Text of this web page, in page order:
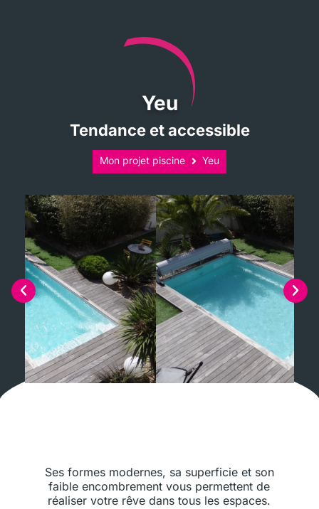
Yeu
Tendance et accessible
Mon projet piscine Yeu
Ses formes modernes, sa superficie et son
faible encombrement vous permettent de
réaliser votre rêve dans tous les espaces.